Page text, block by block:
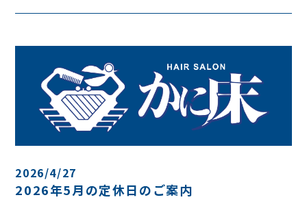
2026/4/27
2026年5月の定休日のご案内